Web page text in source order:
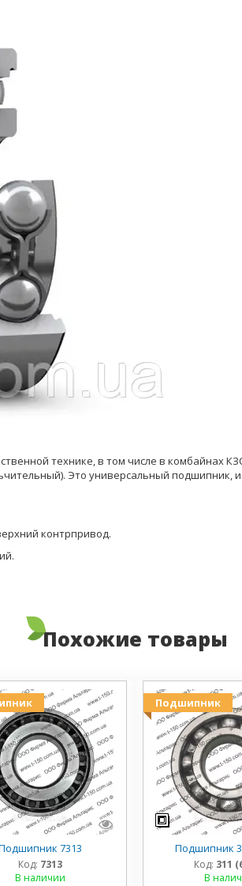
технике, в том числе в комбайнах
Это универсальный
контрпривод.
Похожие товары
7313
Код: 7313
В наличии
Подшипник
Подшипник
Код: 311
В